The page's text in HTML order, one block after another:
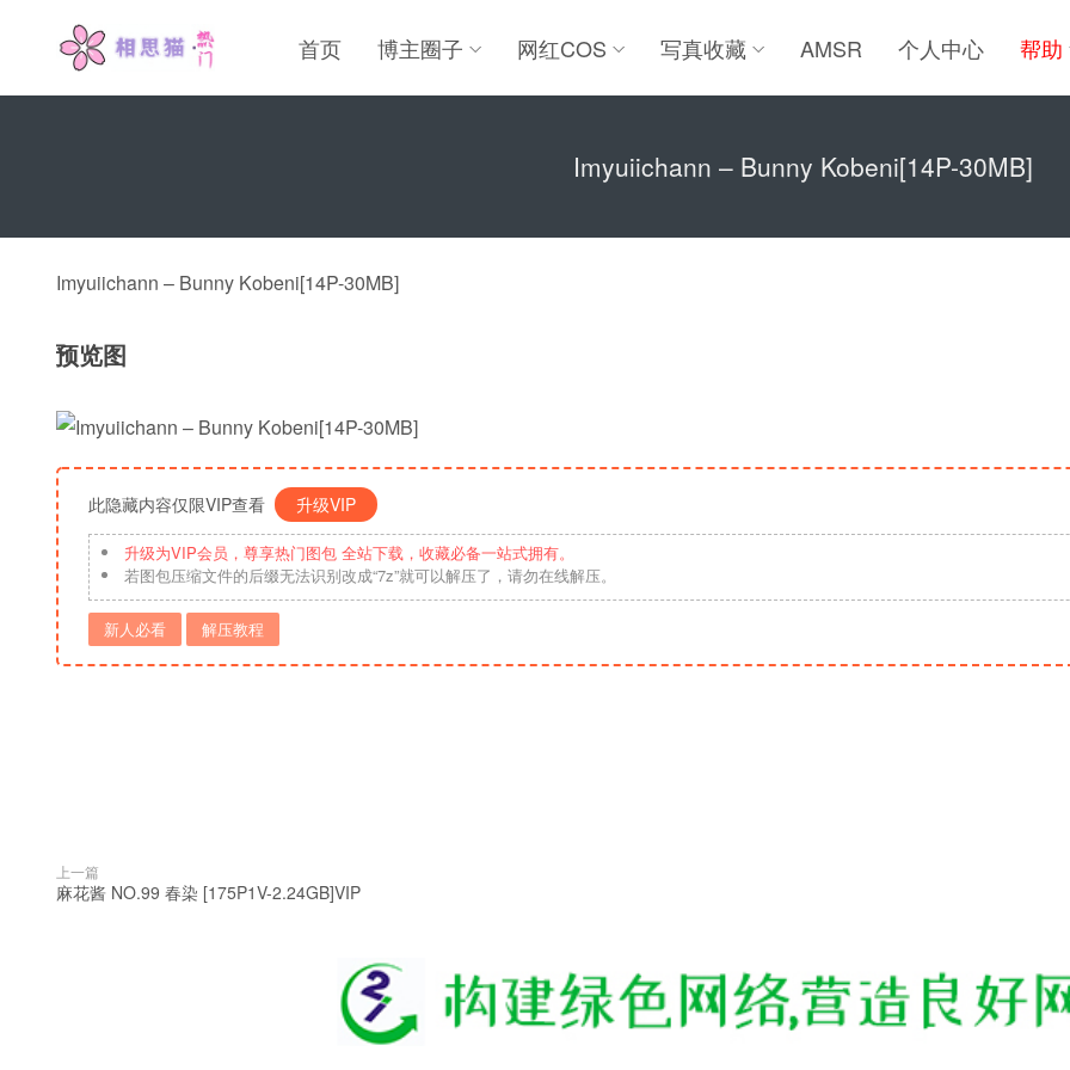
首页 博主圈子 网红COS 写真收藏 AMSR 个人中心 帮助
Imyuiichann – Bunny Kobeni[14P-30MB]
Imyuiichann – Bunny Kobeni[14P-30MB]
预览图
此隐藏内容仅限VIP查看 升级VIP
升级为VIP会员，尊享热门图包 全站下载，收藏必备一站式拥有。
若图包压缩文件的后缀无法识别改成“7z”就可以解压了，请勿在线解压。
新人必看 解压教程
上一篇
麻花酱 NO.99 春染 [175P1V-2.24GB]VIP